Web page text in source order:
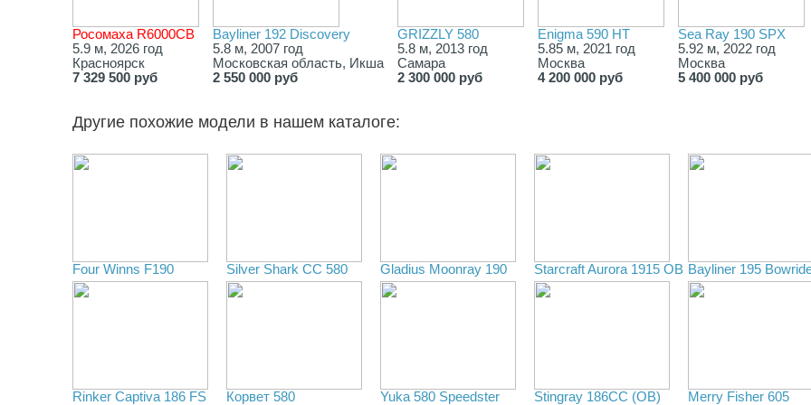
Росомаха R6000СВ
5.9 м, 2026 год
Красноярск
7 329 500 руб
Bayliner 192 Discovery
5.8 м, 2007 год
Московская область, Икша
2 550 000 руб
GRIZZLY 580
5.8 м, 2013 год
Самара
2 300 000 руб
Enigma 590 HT
5.85 м, 2021 год
Москва
4 200 000 руб
Sea Ray 190 SPX
5.92 м, 2022 год
Москва
5 400 000 руб
Другие похожие модели в нашем каталоге:
Four Winns F190 Silver Shark CC 580 Gladius Moonray 190 Starcraft Aurora 1915 OB Bayliner 195
Rinker Captiva 186 FS
Корвет 580 Yuka 580 Speedster Stingray 186СC (OB) Merry Fisher 605